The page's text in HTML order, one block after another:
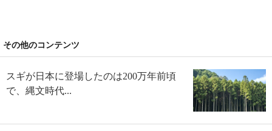
その他のコンテンツ
スギが日本に登場したのは200万年前頃
で、縄文時代...